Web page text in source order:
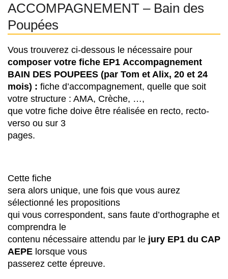
ACCOMPAGNEMENT – Bain des
Poupées
Vous trouverez ci-dessous le nécessaire pour
composer votre fiche EP1 Accompagnement
BAIN DES POUPEES (par Tom et Alix, 20 et 24
mois) : fiche d’accompagnement, quelle que soit
votre structure : AMA, Crèche, …,
que votre fiche doive être réalisée en recto, recto-
verso ou sur 3
pages.
Cette fiche
sera alors unique, une fois que vous aurez
sélectionné les propositions
qui vous correspondent, sans faute d’orthographe et
comprendra le
contenu nécessaire attendu par le jury EP1 du CAP
AEPE lorsque vous
passerez cette épreuve.